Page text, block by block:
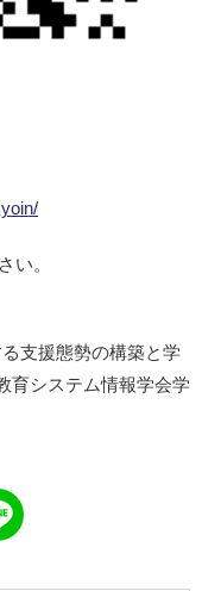
い。
支援態勢の構築と学
育システム情報学会学